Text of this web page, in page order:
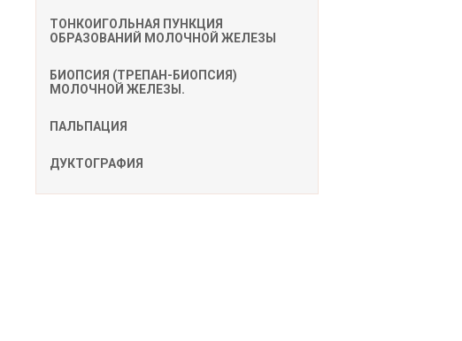
ТОНКОИГОЛЬНАЯ ПУНКЦИЯ
ОБРАЗОВАНИЙ МОЛОЧНОЙ ЖЕЛЕЗЫ
БИОПСИЯ (ТРЕПАН-БИОПСИЯ)
МОЛОЧНОЙ ЖЕЛЕЗЫ.
ПАЛЬПАЦИЯ
ДУКТОГРАФИЯ